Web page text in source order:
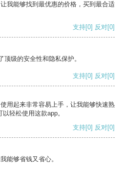
我能够找到最优惠的价格，买到最合适
支持[0] 反对[0]
级的安全性和隐私保护。
支持[0] 反对[0]
用起来非常容易上手，让我能够快速熟
轻松使用这款app。
支持[0] 反对[0]
能够省钱又省心。